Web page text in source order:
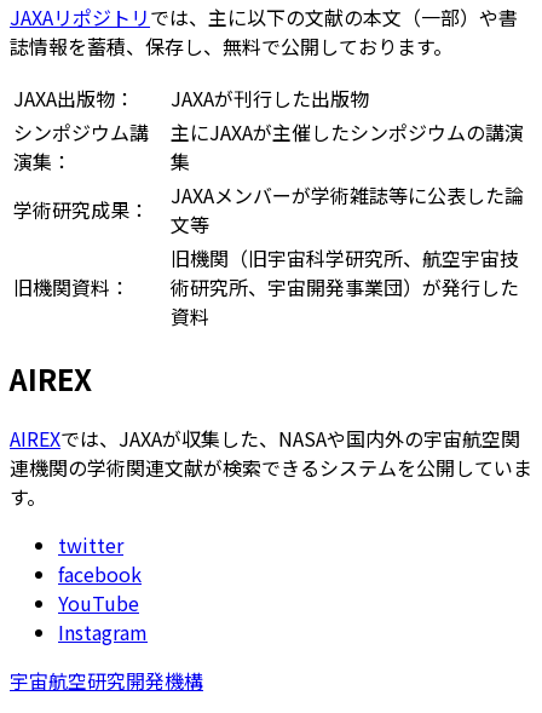
JAXAリポジトリでは、主に以下の文献の本文（一部）や書
誌情報を蓄積、保存し、無料で公開しております。
JAXA出版物：
JAXAが刊行した出版物
シンポジウム講
演集：
主にJAXAが主催したシンポジウムの講演
集
学術研究成果：
JAXAメンバーが学術雑誌等に公表した論
文等
旧機関資料：
旧機関（旧宇宙科学研究所、航空宇宙技
術研究所、宇宙開発事業団）が発行した
資料
AIREX
AIREXでは、JAXAが収集した、NASAや国内外の宇宙航空関
連機関の学術関連文献が検索できるシステムを公開していま
す。
twitter
facebook
YouTube
Instagram
宇宙航空研究開発機構